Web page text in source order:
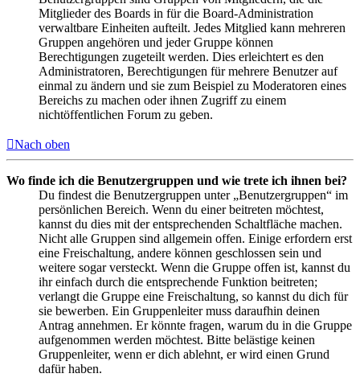
Mitglieder des Boards in für die Board-Administration
verwaltbare Einheiten aufteilt. Jedes Mitglied kann mehreren
Gruppen angehören und jeder Gruppe können
Berechtigungen zugeteilt werden. Dies erleichtert es den
Administratoren, Berechtigungen für mehrere Benutzer auf
einmal zu ändern und sie zum Beispiel zu Moderatoren eines
Bereichs zu machen oder ihnen Zugriff zu einem
nichtöffentlichen Forum zu geben.
Nach oben
Wo finde ich die Benutzergruppen und wie trete ich ihnen bei?
Du findest die Benutzergruppen unter „Benutzergruppen“ im
persönlichen Bereich. Wenn du einer beitreten möchtest,
kannst du dies mit der entsprechenden Schaltfläche machen.
Nicht alle Gruppen sind allgemein offen. Einige erfordern erst
eine Freischaltung, andere können geschlossen sein und
weitere sogar versteckt. Wenn die Gruppe offen ist, kannst du
ihr einfach durch die entsprechende Funktion beitreten;
verlangt die Gruppe eine Freischaltung, so kannst du dich für
sie bewerben. Ein Gruppenleiter muss daraufhin deinen
Antrag annehmen. Er könnte fragen, warum du in die Gruppe
aufgenommen werden möchtest. Bitte belästige keinen
Gruppenleiter, wenn er dich ablehnt, er wird einen Grund
dafür haben.